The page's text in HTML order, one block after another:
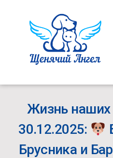
Жизнь наших
30.12.2025:
Брусника и